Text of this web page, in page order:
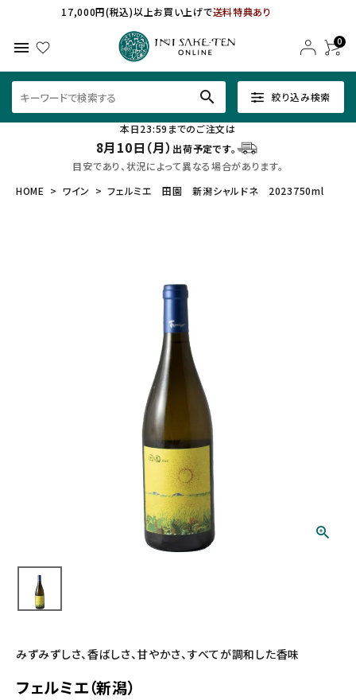
17,000円(税込)以上お買い上げで送料特典あり
menu 0
絞り込み検索
search
本日23:59までのご注文は
8月10日（月） 出荷予定です。
目安であり、状況によって異なる場合があります。
HOME
ワイン フェルミエ 田園 新潟シャルドネ 2023750ml
みずみずしさ、香ばしさ、甘やかさ、すべてが調和した香味
フェルミエ（新潟）